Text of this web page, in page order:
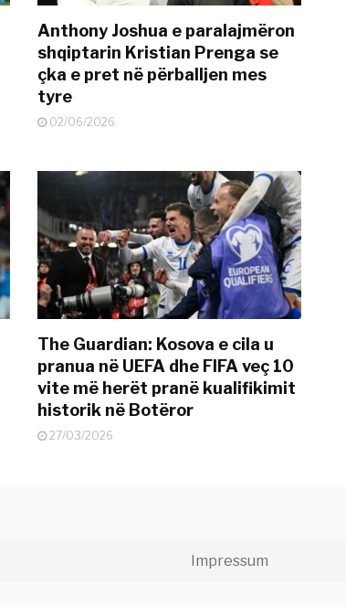
Anthony Joshua e paralajmëron
shqiptarin Kristian Prenga se
çka e pret në përballjen mes
tyre
02/06/2026
The Guardian: Kosova e cila u
pranua në UEFA dhe FIFA veç 10
vite më herët pranë kualifikimit
historik në Botëror
27/03/2026
Impressum